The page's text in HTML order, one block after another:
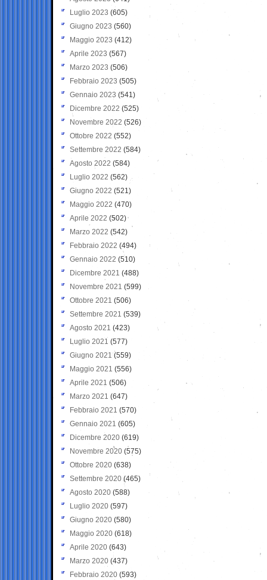
Luglio 2023 (605)
Giugno 2023 (560)
Maggio 2023 (412)
Aprile 2023 (567)
Marzo 2023 (506)
Febbraio 2023 (505)
Gennaio 2023 (541)
Dicembre 2022 (525)
Novembre 2022 (526)
Ottobre 2022 (552)
Settembre 2022 (584)
Agosto 2022 (584)
Luglio 2022 (562)
Giugno 2022 (521)
Maggio 2022 (470)
Aprile 2022 (502)
Marzo 2022 (542)
Febbraio 2022 (494)
Gennaio 2022 (510)
Dicembre 2021 (488)
Novembre 2021 (599)
Ottobre 2021 (506)
Settembre 2021 (539)
Agosto 2021 (423)
Luglio 2021 (577)
Giugno 2021(559)
Maggio 2021 (556)
Aprile 2021 (506)
Marzo 2021 (647)
Febbraio 2021 (570)
Gennaio 2021 (605)
Dicembre 2020 (619)
Novembre 2020 (575)
Ottobre 2020 (638)
Settembre 2020(465)
Agosto 2020 (588)
Luglio 2020 (597)
Giugno 2020 (580)
Maggio 2020 (618)
Aprile 2020 (643)
Marzo 2020 (437)
Febbraio 2020 (593)